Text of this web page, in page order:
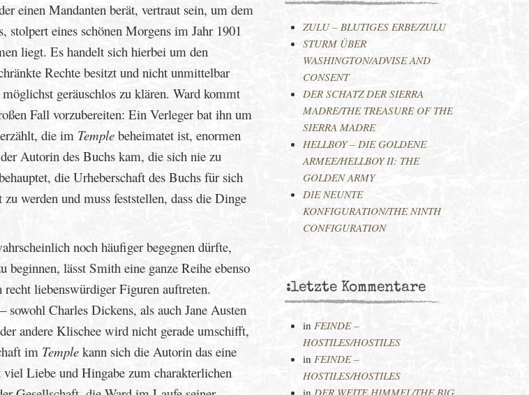
einen Mandanten berät, vertraut sein, um dem
stolpert eines schönen Morgens im Jahr 1901
liegt. Es handelt sich hierbei um den
Rechte besitzt und nicht unmittelbar
geräuschlos zu klären. Ward kommt
Fall vorzubereiten: Ein Verleger bat ihn um
die im Temple beheimatet ist, enormen
Autorin des Buchs kam, die sich nie zu
die Urheberschaft des Buchs für sich
werden und muss feststellen, dass die Dinge
noch häufiger begegnen dürfte,
lässt Smith eine ganze Reihe ebenso
liebenswürdiger Figuren auftreten.
Charles Dickens, als auch Jane Austen
andere Klischee wird nicht gerade umschifft,
im Temple kann sich die Autorin das eine
Liebe und Hingabe zum charakterlichen
ZULU – BLUTIGES ERBE/ZULU
STURM ÜBER
WASHINGTON/ADVISE AND
CONSENT
DER SCHATZ DER SIERRA
MADRE/THE TREASURE OF THE
SIERRA MADRE
HELLBOY – DIE GOLDENE
ARMEE/HELLBOY II: THE
GOLDEN ARMY
DIE NEUNTE
KONFIGURATION/THE NINTH
CONFIGURATION
:letzte Kommentare
in FEINDE –
HOSTILES/HOSTILES
in FEINDE –
HOSTILES/HOSTILES
in DER WEITE HIMMEL/THE BIG